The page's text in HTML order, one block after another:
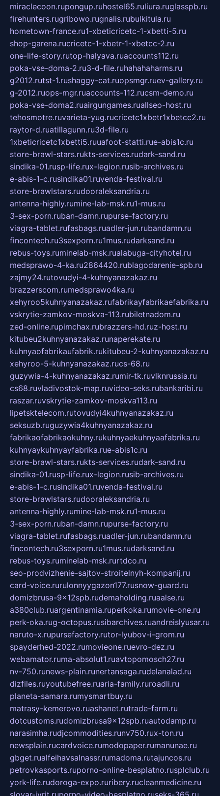
miraclecoon.rupongup.ruhostel65.ruliura.ruglasspb.ru
firehunters.rugribowo.rugnalis.rubulkitula.ru
hometown-france.ru1-xbeticricetc-1-xbetti-5.ru
shop-garena.rucricetc-1-xbetr-1-xbetcc-2.ru
one-life-story.rutop-halyava.ruaccounts112.ru
poka-vse-doma-2.ru3-d-file.ruhahahaharms.ru
g2012.rutst-1.rushaggy-cat.ruopsmgr.ruev-gallery.ru
g-2012.ruops-mgr.ruaccounts-112.rucsm-demo.ru
poka-vse-doma2.ruairgungames.ruallseo-host.ru
tehosmotre.ruvarieta-yug.rucricetc1xbetr1xbetcc2.ru
raytor-d.ruatillagunn.ru3d-file.ru
1xbeticricetc1xbetti5.ruuafoot-statti.rue-abis1c.ru
store-brawl-stars.rukts-services.rudark-sand.ru
sindika-01.rusp-life.rux-legion.rusib-archives.ru
e-abis-1-c.rusindika01.ruvenda-festival.ru
store-brawlstars.rudooraleksandria.ru
antenna-highly.rumine-lab-msk.ru1-mus.ru
3-sex-porn.ruban-damn.rupurse-factory.ru
viagra-tablet.rufasbags.ruadler-jun.rubandamn.ru
fincontech.ru3sexporn.ru1mus.rudarksand.ru
rebus-toys.ruminelab-msk.rualabuga-cityhotel.ru
medsprawo-4-ka.ru2864420.rublagodarenie-spb.ru
zajmy24.rutovudyi-4-kuhnyanazakaz.ru
brazzerscom.rumedsprawo4ka.ru
xehyroo5kuhnyanazakaz.rufabrikayfabrikaefabrika.ru
vskrytie-zamkov-moskva-113.rubiletnadom.ru
zed-online.rupimchax.rubrazzers-hd.ruz-host.ru
kitubeu2kuhnyanazakaz.runaperekate.ru
kuhnyaofabrikaufabrik.rukitubeu-2-kuhnyanazakaz.ru
xehyroo-5-kuhnyanazakaz.rucs-68.ru
guzywia-4-kuhnyanazakaz.rumir-tk.ruvlknrussia.ru
cs68.ruvladivostok-map.ruvideo-seks.rubankaribi.ru
raszar.ruvskrytie-zamkov-moskva113.ru
lipetsktelecom.rutovudyi4kuhnyanazakaz.ru
seksuzb.ruguzywia4kuhnyanazakaz.ru
fabrikaofabrikaokuhny.rukuhnyaekuhnyaafabrika.ru
kuhnyaykuhnyayfabrika.rue-abis1c.ru
store-brawl-stars.rukts-services.rudark-sand.ru
sindika-01.rusp-life.rux-legion.rusib-archives.ru
e-abis-1-c.rusindika01.ruvenda-festival.ru
store-brawlstars.rudooraleksandria.ru
antenna-highly.rumine-lab-msk.ru1-mus.ru
3-sex-porn.ruban-damn.rupurse-factory.ru
viagra-tablet.rufasbags.ruadler-jun.rubandamn.ru
fincontech.ru3sexporn.ru1mus.rudarksand.ru
rebus-toys.ruminelab-msk.rurtdco.ru
seo-prodvizhenie-sajtov-stroitelnyh-kompanij.ru
card-voice.rurulonnyygazon177.rusnow-guard.ru
domizbrusa-9x12spb.rudemaholding.ruaalse.ru
a380club.ruargentinamia.ruperkoka.rumovie-one.ru
perk-oka.rug-octopus.rusibarchives.ruandreislyusar.ru
naruto-x.rupursefactory.rutor-lyubov-i-grom.ru
spayderhed-2022.rumovieone.ruevro-dez.ru
webamator.ruma-absolut1.ruavtopomosch27.ru
nv-750.runews-plain.runertansaga.rudelanalad.ru
dizfiles.ruyoutubefree.ruaria-family.ruroadli.ru
planeta-samara.rumysmartbuy.ru
matrasy-kemerovo.ruashanet.rutrade-farm.ru
dotcustoms.rudomizbrusa9x12spb.ruautodamp.ru
narasimha.rudjcommodities.runv750.rux-ton.ru
newsplain.rucardvoice.rumodopaper.rumanunae.ru
gbget.rualfeihavsalnassr.rumadoma.rutajuncos.ru
petrovkasports.ruporno-online-besplatno.rusplclub.ru
york-life.rudoroga-expo.ruribery.rucleanmedicine.ru